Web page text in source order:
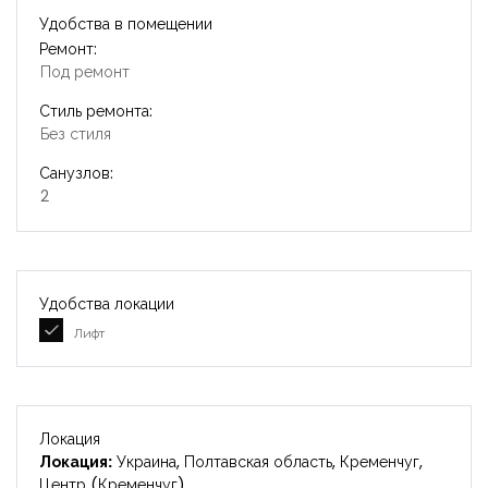
Удобства в помещении
Ремонт:
Под ремонт
Стиль ремонта:
Без стиля
Санузлов:
2
Удобства локации
Лифт
Локация
Локация: Украина, Полтавская область, Кременчуг,